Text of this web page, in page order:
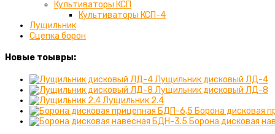
Культиваторы КСП
Культиваторы КСП-4
Лущильник
Сцепка борон
Новые тоывры:
Лущильник дисковый ЛД-4
Лущильник дисковый ЛД-8
Лущильник 2.4
Борона дисковая
Борона дисковая